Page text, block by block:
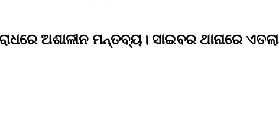
ଅଶାଳୀନ ମନ୍ତବ୍ୟ। ସାଇବର ଥାନାରେ ଏତଲା